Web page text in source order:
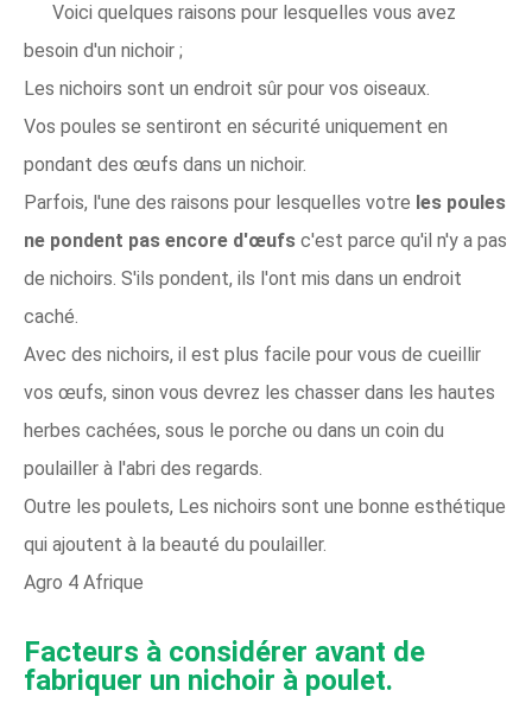
Voici quelques raisons pour lesquelles vous avez
besoin d'un nichoir ;
Les nichoirs sont un endroit sûr pour vos oiseaux.
Vos poules se sentiront en sécurité uniquement en
pondant des œufs dans un nichoir.
Parfois, l'une des raisons pour lesquelles votre les poules
ne pondent pas encore d'œufs c'est parce qu'il n'y a pas
de nichoirs. S'ils pondent, ils l'ont mis dans un endroit
caché.
Avec des nichoirs, il est plus facile pour vous de cueillir
vos œufs, sinon vous devrez les chasser dans les hautes
herbes cachées, sous le porche ou dans un coin du
poulailler à l'abri des regards.
Outre les poulets, Les nichoirs sont une bonne esthétique
qui ajoutent à la beauté du poulailler.
Agro 4 Afrique
Facteurs à considérer avant de
fabriquer un nichoir à poulet.